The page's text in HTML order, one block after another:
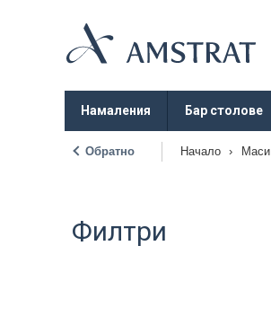
Намаления Бар столове
Обратно Начало › Маси
Филтри